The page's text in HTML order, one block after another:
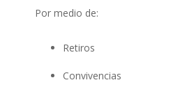
Por medio de:
Retiros
Convivencias